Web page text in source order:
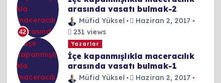
42
arasında vasatı bulmak-2
Müfid Yüksel
Haziran 2, 2017
231 views
Yazarlar
İçe kapanmışlıkla maceracılık
arasında vasatı bulmak-1
Müfid Yüksel
Haziran 2, 2017